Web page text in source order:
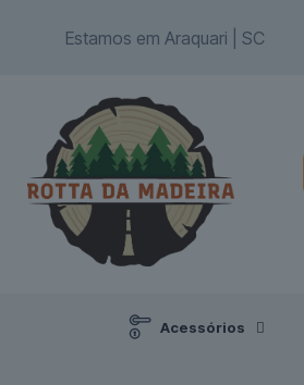
Estamos em Araquari | SC
Acessórios